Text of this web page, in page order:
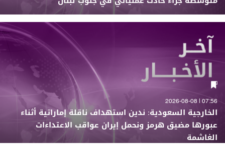
07:56 | 2026-08-08
الخارجية السعودية: ندين استهداف ناقلة إماراتية أثناء
عبورها مضيق هرمز ونحمل إيران عواقب الاعتداءات
الغاشمة